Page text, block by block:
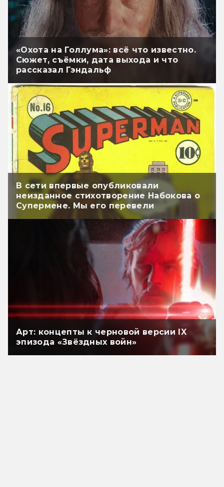
«Охота на Голлума»: всё что известно.
Сюжет, съёмки, дата выхода и что
рассказал Гэндальф
В сети впервые опубликовали
неизданное стихотворение Набокова о
Супермене. Мы его перевели
Арт: концепты к черновой версии IX
эпизода «Звёздных войн»